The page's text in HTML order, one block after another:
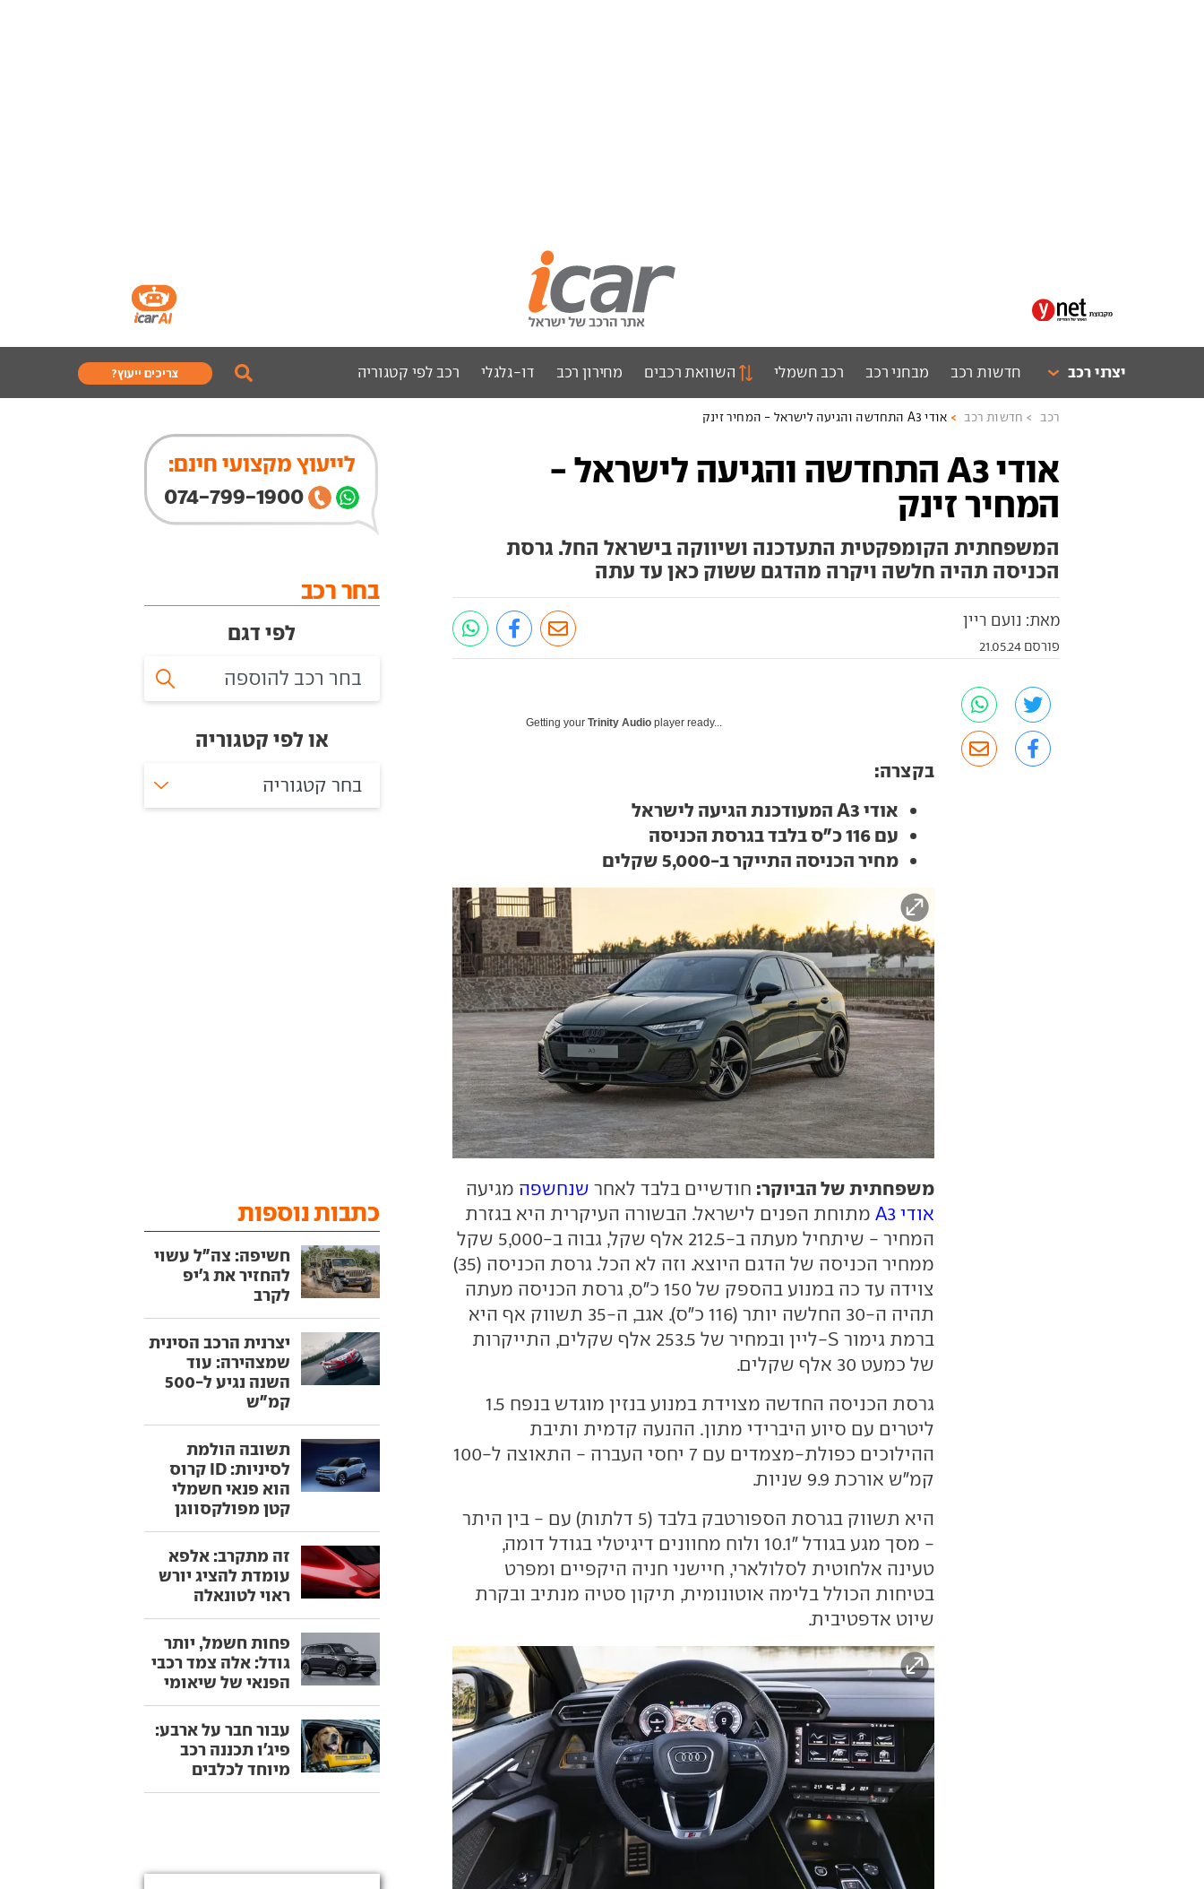
יצרני רכב חדשות רכב מבחני רכב רכב חשמלי השוואת רכבים מחירון רכב דו-גלגלי רכב לפי קטגוריה צריכים ייעוץ?
רכב חדשות רכב אודי A3 התחדשה והגיעה לישראל - המחיר זינק
אודי A3 התחדשה והגיעה לישראל -
המחיר זינק
המשפחתית הקומפקטית התעדכנה ושיווקה בישראל החל. גרסת
הכניסה תהיה חלשה ויקרה מהדגם ששוק כאן עד עתה
מאת: נועם ריין
פורסם 21.05.24
Getting yourTrinity Audio player ready...
בקצרה:
אודי A3 המעודכנת הגיעה לישראל
עם 116 כ"ס בלבד בגרסת הכניסה
מחיר הכניסה התייקר ב-5,000 שקלים
משפחתית של הביוקר: חודשיים בלבד לאחר שנחשפה מגיעה
אודי A3
מתוחת הפנים לישראל. הבשורה העיקרית היא בגזרת
המחיר - שיתחיל מעתה ב-212.5 אלף שקל, גבוה ב-5,000 שקל
ממחיר הכניסה של הדגם היוצא. וזה לא הכל. גרסת הכניסה (35)
צוידה עד כה במנוע בהספק של 150 כ"ס, גרסת הכניסה מעתה
תהיה ה-30 החלשה יותר (116 כ"ס). אגב, ה-35 תשווק אף היא
ברמת גימור S-ליין ובמחיר של 253.5 אלף שקלים, התייקרות
של כמעט 30 אלף שקלים.
גרסת הכניסה החדשה מצוידת במנוע בנזין מוגדש בנפח 1.5
ליטרים עם סיוע היברידי מתון. ההנעה קדמית ותיבת
ההילוכים כפולת-מצמדים עם 7 יחסי העברה - התאוצה ל-100
קמ"ש אורכת 9.9 שניות.
היא תשווק בגרסת הספורטבק בלבד (5 דלתות) עם - בין היתר
- מסך מגע בגודל "10.1 ולוח מחוונים דיגיטלי בגודל דומה,
טעינה אלחוטית לסלולארי, חיישני חניה היקפיים ומפרט
בטיחות הכולל בלימה אוטונומית, תיקון סטיה מנתיב ובקרת
שיוט אדפטיבית.
לייעוץ מקצועי חינם:
074-799-1900
בחר רכב
לפי דגם
או לפי קטגוריה
בחר קטגוריה
כתבות נוספות
חשיפה: צה"ל עשוי
להחזיר את ג'יפ
לקרב
יצרנית הרכב הסינית
שמצהירה: עוד
השנה נגיע ל-500
קמ"ש
תשובה הולמת
לסיניות: ID קרוס
הוא פנאי חשמלי
קטן מפולקסווגן
זה מתקרב: אלפא
עומדת להציג יורש
ראוי לטונאלה
פחות חשמל, יותר
גודל: אלה צמד רכבי
הפנאי של שיאומי
עבור חבר על ארבע:
פיג'ו תכננה רכב
מיוחד לכלבים